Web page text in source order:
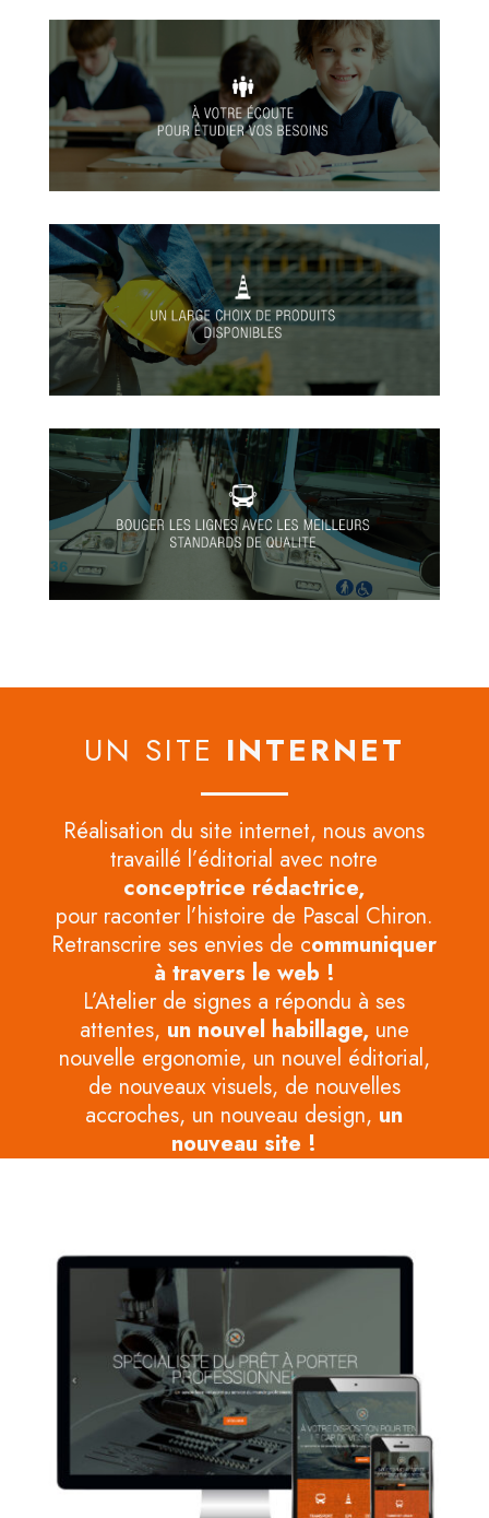
UN SITE INTERNET
Réalisation du site internet, nous avons
travaillé l’éditorial avec notre
conceptrice rédactrice,
pour raconter l’histoire de Pascal Chiron.
Retranscrire ses envies de communiquer
à travers le web !
L’Atelier de signes a répondu à ses
attentes, un nouvel habillage,une
nouvelle ergonomie, un nouvel éditorial,
de nouveaux visuels, de nouvelles
accroches, un nouveau design, un
nouveau site !